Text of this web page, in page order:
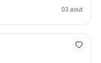
03 aout